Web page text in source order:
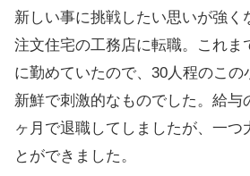
新しい事に挑戦したい思いが強く
注文住宅の工務店に転職。これま
に勤めていたので、30人程のこの
新鮮で刺激的なものでした。給与
ヶ月で退職してしましたが、一つ
とができました。